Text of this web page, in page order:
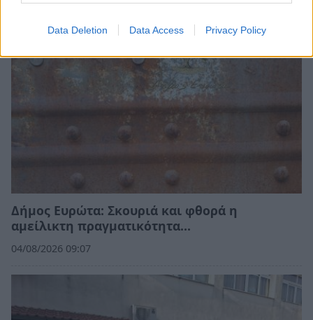
Data Deletion Data Access Privacy Policy
Δήμος Ευρώτα: Σκουριά και φθορά η
αμείλικτη πραγματικότητα…
04/08/2026 09:07